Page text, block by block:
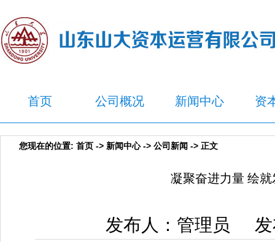
首页 公司概况 新闻中心 资
您现在的位置: 首页 -> 新闻中心-> 公司新闻 -> 正文
凝聚奋进力量 绘
发布人：管理员